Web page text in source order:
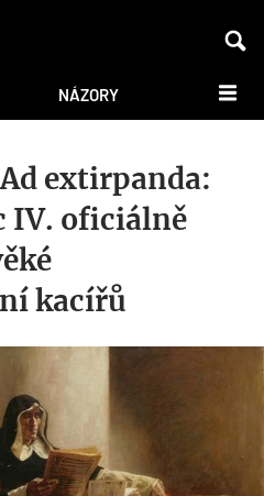
NÁZORY DALŠÍ
extirpanda:
IV. oficiálně
kacířů